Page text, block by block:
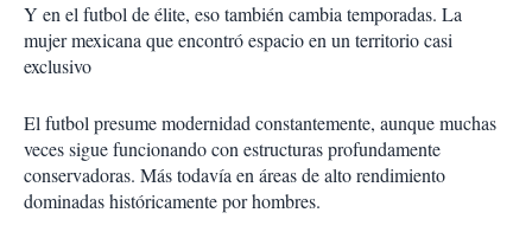
Y en el futbol de élite, eso también cambia temporadas. La
mujer mexicana que encontró espacio en un territorio casi
exclusivo
El futbol presume modernidad constantemente, aunque muchas
veces sigue funcionando con estructuras profundamente
conservadoras. Más todavía en áreas de alto rendimiento
dominadas históricamente por hombres.